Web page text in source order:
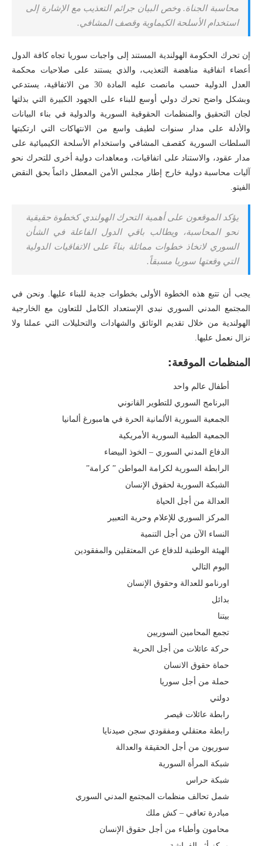
محاسبة الجناة. وخص البيان جرائم التعذيب مع الإشارة إلى
استخدام الأسلحة الكيماوية وقصف المشافي.
إن تحرك الحكومة الهولندية المستند إلى واجبات سوريا تجاه كافة الدول
أعضاء اتفاقية مناهضة التعذيب، والذي يستند على صلاحيات محكمة
العدل الدولية حسب مانصت عليه المادة 30 من الاتفاقية، يستدعي
وبشكل واضح تحرك دولي أوسع للبناء على الجهود الكبيرة التي بذلتها
لجان التحقيق والمنظمات الحقوقية السورية والدولية في بناء البيانات
والأدلة على مدار سنوات لطيف واسع من الانتهاكات التي ارتكبتها
السلطات السورية كقصف المشافي واستخدام الأسلحة الكيميائية على
مدار عقود، والاستناد على اتفاقيات، ومعاهدات دولية أخرى للتحرك نحو
آليات محاسبة دولية خارج إطار مجلس الأمن المعطل دائماً بحق النقض
الفيتو.
يؤكد الموقعون على أهمية التحرك الهولندي كخطوة حقيقية
نحو المحاسبة، ويطالب باقي الدول الفاعلة في الشأن
السوري لاتخاذ خطوات مماثلة بناءً على الاتفاقيات الدولية
التي وقعتها سوريا مسبقاً.
يجب أن تتبع هذه الخطوة الأولى بخطوات جدية للبناء عليها. ونحن في
المجتمع المدني السوري نبدي الإستعداد الكامل للتعاون مع الخارجية
الهولندية من خلال تقديم الوثائق والشهادات والتحليلات التي عملنا ولا
نزال نعمل عليها.
المنظمات الموقعة:
أطفال عالم واحد
البرنامج السوري للتطوير القانوني
‏الجمعية السورية الألمانية الحرة في هامبورغ ألمانيا
الجمعية الطبية السورية الأمريكية
الدفاع المدني السوري – الخوذ البيضاء
الرابطة السورية لكرامة المواطن ” كرامة”
الشبكة السورية لحقوق الإنسان
العدالة من أجل الحياة
المركز السوري للإعلام وحرية التعبير
النساء الآن من أجل التنمية
الهيئة الوطنية للدفاع عن المعتقلين والمفقودين
اليوم التالي
اورنامو للعدالة وحقوق الإنسان
بدائل
بيتنا
تجمع المحامين السوريين
حركة عائلات من أجل الحرية
حماة حقوق الانسان
حملة من أجل سوريا
دولتي
رابطة عائلات قيصر
رابطة معتقلي ومفقودي سجن صيدنايا
سوريون من أجل الحقيقة والعدالة
شبكة المرأة السورية
شبكة حراس
شمل تحالف منظمات المجتمع المدني السوري
مبادرة تعافي – كش ملك
محامون وأطباء من أجل حقوق الإنسان